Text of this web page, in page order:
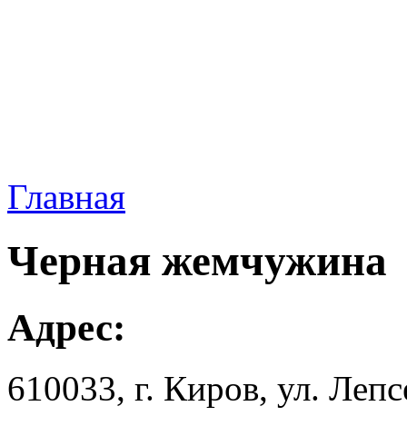
Главная
Черная жемчужина
Адрес:
610033, г. Киров, ул.